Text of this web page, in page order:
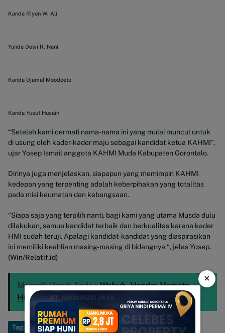
Kanda Riyon W. Ali
Yunda Dewi R. Nani
Kanda Djamal Moodoeto
Kanda Yusuf Husain
“Setelah kami cermati nama-nama ini yang mulai muncul untuk
di usung oleh kader-kader maju sebagai kandidat ketua KAHMI”,
ujar Yosep Ismail anggota KAHMI Muda Kabupaten Gorontalo.
Dirinya juga menjelaskan, siapapun yang memimpin KAHMI
kedepan yang terpenting adalah keberpihakan yang totalitas
pada misi keumatan dan kebangsaan.
“Siapa saja yang terpilih nanti, bagi kami yang utama Musda dulu
dilakukan, semua kandidat terbaik dan berkualitas karena kader
HMI sudah teruji. Apalagi kandidat-kandidat yang diaspirasikan
ini memiliki keahlian masing-masing di bidangnya “, jelas Yosep.
(Win/Relatif.id)
Menarik Untuk Anda : Wabub, Hendra Hemeto
Himpun Aspirasi Dari Masing-Masing OPD
Tag: Hmi Kabupaten Gorontalo KAHMI
×